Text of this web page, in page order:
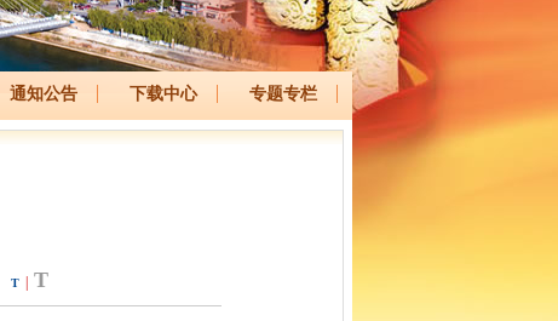
通知公告 下载中心 专题专栏
T T